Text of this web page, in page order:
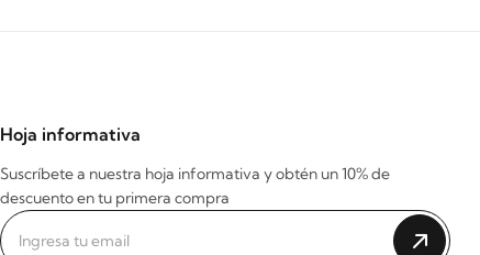
Hoja informativa
Suscríbete a nuestra hoja informativa y obtén un 10% de
descuento en tu primera compra